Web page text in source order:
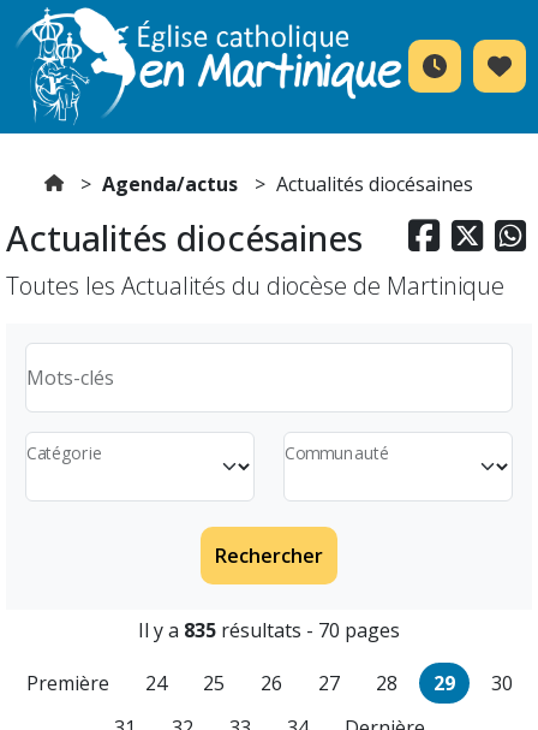
Agenda/actus Actualités diocésaines
  
Actualités diocésaines
Toutes les Actualités du diocèse de Martinique
Mots-clés
Catégorie Communauté
Rechercher
Il y a 835 résultats - 70 pages
Première
24 25 26 27 28 29
30